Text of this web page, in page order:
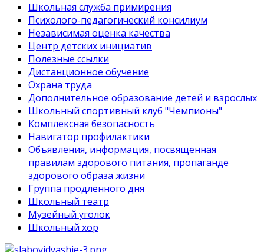
Школьная служба примирения
Психолого-педагогический консилиум
Независимая оценка качества
Центр детских инициатив
Полезные ссылки
Дистанционное обучение
Охрана труда
Дополнительное образование детей и взрослых
Школьный спортивный клуб "Чемпионы"
Комплексная безопасность
Навигатор профилактики
Объявления, информация, посвященная
правилам здорового питания, пропаганде
здорового образа жизни
Группа продлённого дня
Школьный театр
Музейный уголок
Школьный хор